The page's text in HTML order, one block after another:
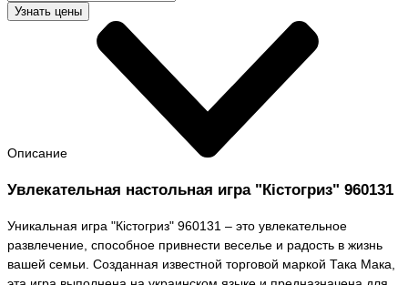
Узнать цены
Описание
Увлекательная настольная игра "Кістогриз" 960131
Уникальная игра "Кістогриз" 960131 – это увлекательное
развлечение, способное привнести веселье и радость в жизнь
вашей семьи. Созданная известной торговой маркой Така Мака,